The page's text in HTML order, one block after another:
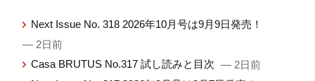
Next Issue No. 318 2026年10月号は9月9日発売！
— 2日前
Casa BRUTUS No.317 試し読みと目次 — 2日前